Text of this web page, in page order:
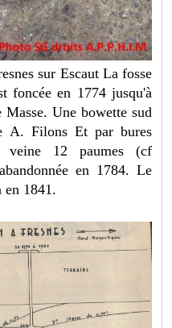
sur Escaut La fosse
foncée en 1774 jusqu'à
Une bowette sud
A. Filons Et par bures
veine 12 paumes (cf
en 1784. Le
en 1841.